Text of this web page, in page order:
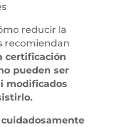
reducir la
recomiendan
certificación
pueden ser
modificados